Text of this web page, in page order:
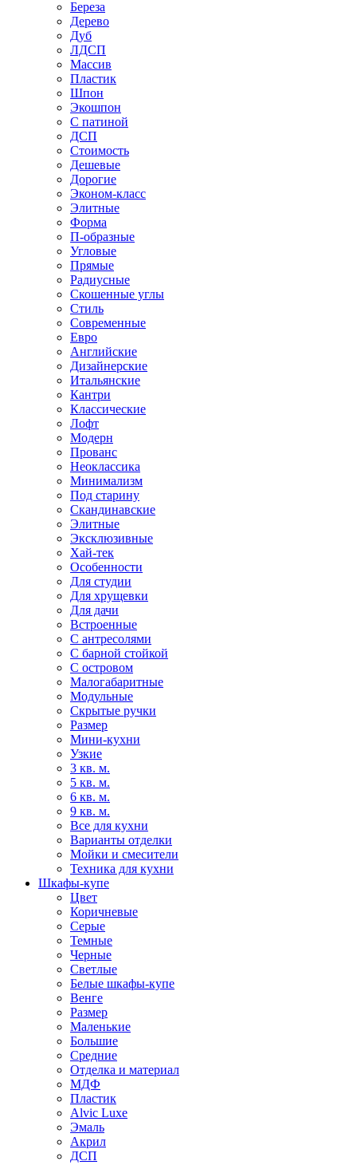
Береза
Дерево
Дуб
ЛДСП
Массив
Пластик
Шпон
Экошпон
С патиной
ДСП
Стоимость
Дешевые
Дорогие
Эконом-класс
Элитные
Форма
П-образные
Угловые
Прямые
Радиусные
Скошенные углы
Стиль
Современные
Евро
Английские
Дизайнерские
Итальянские
Кантри
Классические
Лофт
Модерн
Прованс
Неоклассика
Минимализм
Под старину
Скандинавские
Элитные
Эксклюзивные
Хай-тек
Особенности
Для студии
Для хрущевки
Для дачи
Встроенные
С антресолями
С барной стойкой
С островом
Малогабаритные
Модульные
Скрытые ручки
Размер
Мини-кухни
Узкие
3 кв. м.
5 кв. м.
6 кв. м.
9 кв. м.
Все для кухни
Варианты отделки
Мойки и смесители
Техника для кухни
Шкафы-купе
Цвет
Коричневые
Серые
Темные
Черные
Светлые
Белые шкафы-купе
Венге
Размер
Маленькие
Большие
Средние
Отделка и материал
МДФ
Пластик
Alvic Luxe
Эмаль
Акрил
ДСП